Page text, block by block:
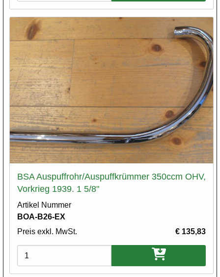
BSA Auspuffrohr/Auspuffkrümmer 350ccm OHV,
Vorkrieg 1939. 1 5/8"
Artikel Nummer
BOA-B26-EX
Preis exkl. MwSt.
€ 135,83
Varianten